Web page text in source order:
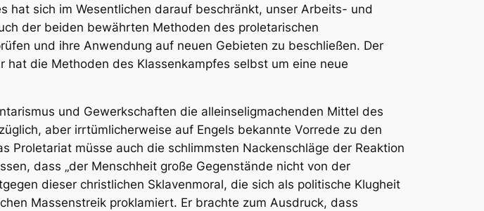
hat sich im Wesentlichen darauf beschränkt, unser Arbeits- und
der beiden bewährten Methoden des proletarischen
und ihre Anwendung auf neuen Gebieten zu beschließen. Der
die Methoden des Klassenkampfes selbst um eine neue
und Gewerkschaften die alleinseligmachenden Mittel des
aber irrtümlicherweise auf Engels bekannte Vorrede zu den
Proletariat müsse auch die schlimmsten Nackenschläge der Reaktion
dass „der Menschheit große Gegenstände nicht von der
dieser christlichen Sklavenmoral, die sich als politische Klugheit
Massenstreik proklamiert. Er brachte zum Ausdruck, dass